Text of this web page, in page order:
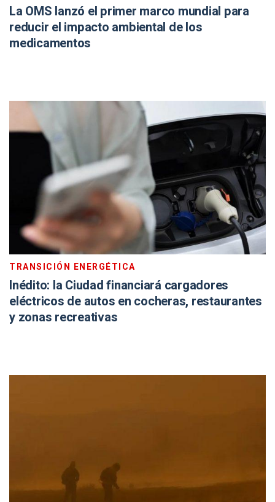
La OMS lanzó el primer marco mundial para
reducir el impacto ambiental de los
medicamentos
TRANSICIÓN ENERGÉTICA
Inédito: la Ciudad financiará cargadores
eléctricos de autos en cocheras, restaurantes
y zonas recreativas